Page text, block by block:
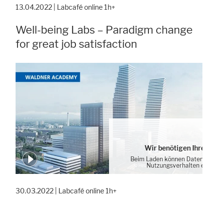
13.04.2022 | Labcafé online 1h+
Well-being Labs – Paradigm change
for great job satisfaction
Wir benötigen Ihre
Beim Laden können Daten von
Nutzungsverhalten
30.03.2022 | Labcafé online 1h+